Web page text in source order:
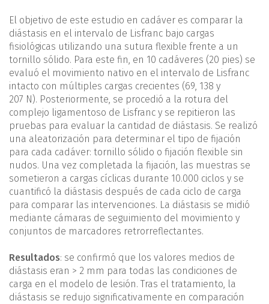
El objetivo de este estudio en cadáver es comparar la
diástasis en el intervalo de Lisfranc bajo cargas
fisiológicas utilizando una sutura flexible frente a un
tornillo sólido. Para este fin, en 10 cadáveres (20 pies) se
evaluó el movimiento nativo en el intervalo de Lisfranc
intacto con múltiples cargas crecientes (69, 138 y
207 N). Posteriormente, se procedió a la rotura del
complejo ligamentoso de Lisfranc y se repitieron las
pruebas para evaluar la cantidad de diástasis. Se realizó
una aleatorización para determinar el tipo de fijación
para cada cadáver: tornillo sólido o fijación flexible sin
nudos. Una vez completada la fijación, las muestras se
sometieron a cargas cíclicas durante 10.000 ciclos y se
cuantificó la diástasis después de cada ciclo de carga
para comparar las intervenciones. La diástasis se midió
mediante cámaras de seguimiento del movimiento y
conjuntos de marcadores retrorreflectantes.
Resultados: se confirmó que los valores medios de
diástasis eran > 2 mm para todas las condiciones de
carga en el modelo de lesión. Tras el tratamiento, la
diástasis se redujo significativamente en comparación